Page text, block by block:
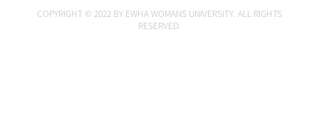
COPYRIGHT © 2022 BY EWHA WOMANS UNIVERSITY. ALL RIGHTS
RESERVED.